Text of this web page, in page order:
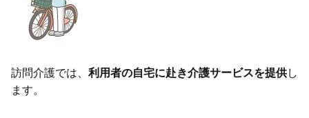
訪問介護では、 利用者の自宅に赴き介護サービスを提供し
ます。